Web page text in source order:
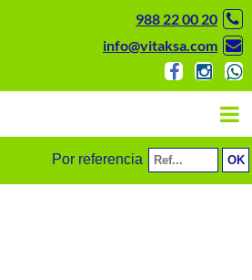
988 22 00 20
info@vitaksa.com
Por referencia